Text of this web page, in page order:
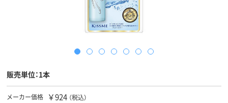
販売単位：1本
メーカー価格 ￥924 （税込）